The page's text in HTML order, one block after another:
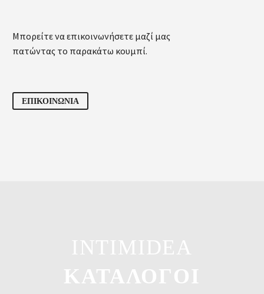
Μπορείτε να επικοινωνήσετε μαζί μας
πατώντας το παρακάτω κουμπί.
ΕΠΙΚΟΙΝΩΝΙΑ